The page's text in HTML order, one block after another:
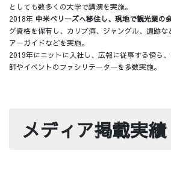
としても数多くの大学で講演を実施。
2018年 中米ベリーズへ移住し、現地で観光業の
グ資格を保有し、カリブ海、ジャングル、遺跡
アーガイドなどを実施。
2019年にニットに入社し、広報に従事する傍ら
師やイベントのファシリテーターを多数実施。
メディア掲載実績